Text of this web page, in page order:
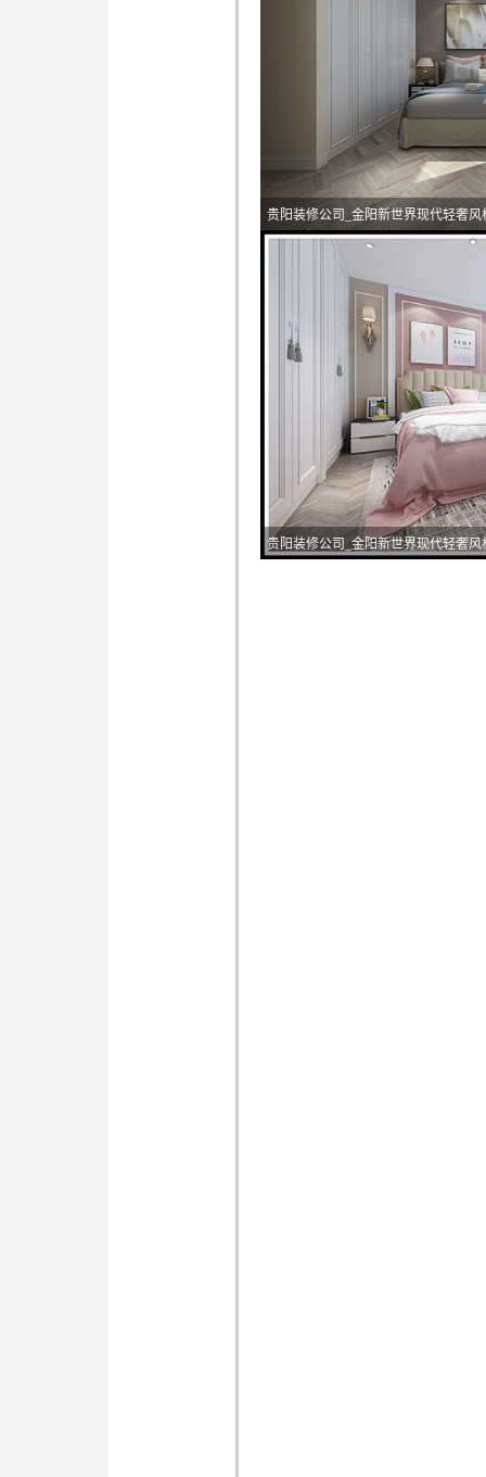
贵阳装修公司_金阳新世界现代轻奢
贵阳装修公司_金阳新世界现代轻奢